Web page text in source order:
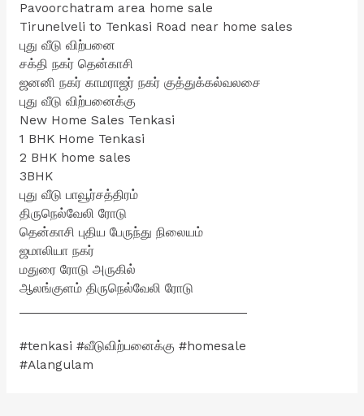
Pavoorchatram area home sale
Tirunelveli to Tenkasi Road near home sales
புது வீடு விற்பனை
சக்தி நகர் தென்காசி
ஜனனி நகர் காமராஜர் நகர் குத்துக்கல்வலசை
புது வீடு விற்பனைக்கு
New Home Sales Tenkasi
1 BHK Home Tenkasi
2 BHK home sales
3BHK
புது வீடு பாவூர்சத்திரம்
திருநெல்வேலி ரோடு
தென்காசி புதிய பேருந்து நிலையம்
ஜமாலியா நகர்
மதுரை ரோடு‌ அருகில்
ஆலங்குளம் திருநெல்வேலி ரோடு
#tenkasi #வீடுவிற்பனைக்கு #homesale
#Alangulam